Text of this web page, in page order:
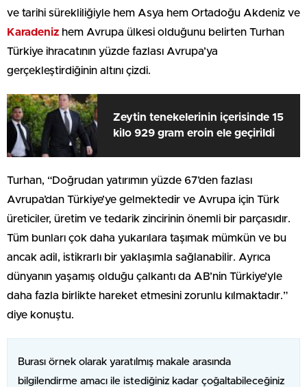
ve tarihi sürekliliğiyle hem Asya hem Ortadoğu Akdeniz ve
Karadeniz hem Avrupa ülkesi olduğunu belirten Turhan
Türkiye ihracatının yüzde fazlası Avrupa’ya
gerçekleştirdiğinin altını çizdi.
Zeytin tenekelerinin içerisinde 15
kilo 929 gram eroin ele geçirildi
Turhan, “Doğrudan yatırımın yüzde 67’den fazlası
Avrupa’dan Türkiye’ye gelmektedir ve Avrupa için Türk
üreticiler, üretim ve tedarik zincirinin önemli bir parçasıdır.
Tüm bunları çok daha yukarılara taşımak mümkün ve bu
ancak adil, istikrarlı bir yaklaşımla sağlanabilir. Ayrıca
dünyanın yaşamış olduğu çalkantı da AB’nin Türkiye’yle
daha fazla birlikte hareket etmesini zorunlu kılmaktadır.”
diye konuştu.
Burası örnek olarak yaratılmış makale arasında
bilgilendirme amacı ile istediğiniz kadar çoğaltabileceğiniz